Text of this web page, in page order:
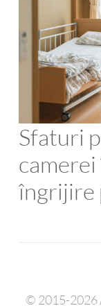
Sfaturi
îngrijire
© 2015-2026